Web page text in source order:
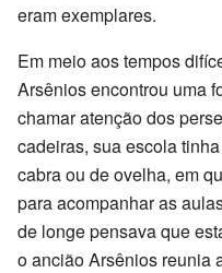
eram exemplares.
Em meio aos tempos
Arsênios encontrou uma
chamar atenção dos
cadeiras, sua escola
cabra ou de ovelha, em
para acompanhar as
de longe pensava que
o ancião Arsênios reunia